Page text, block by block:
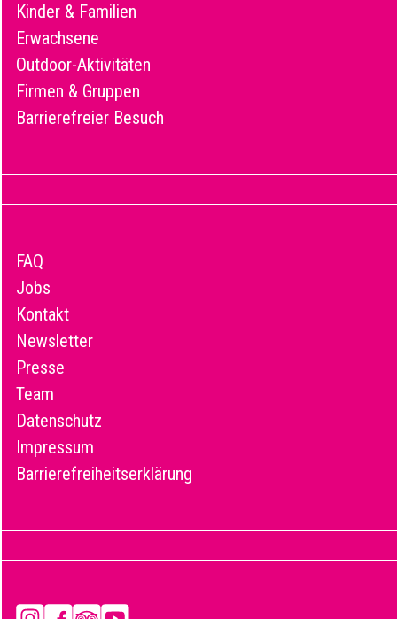
Kinder & Familien
Erwachsene
Outdoor-Aktivitäten
Firmen & Gruppen
Barrierefreier Besuch
FAQ
Jobs
Kontakt
Newsletter
Presse
Team
Datenschutz
Impressum
Barrierefreiheitserklärung